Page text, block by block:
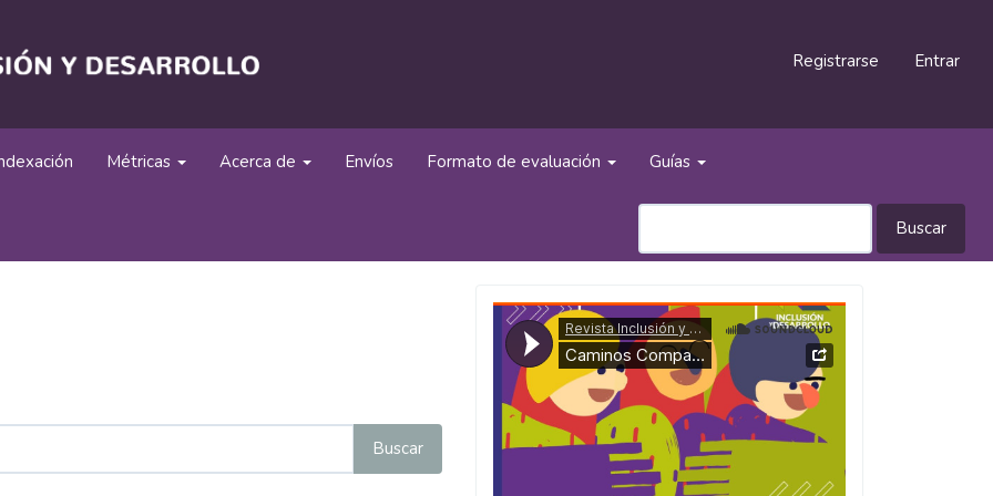
Registrarse Entrar
Métricas Acerca de Envíos Formato de evaluación Guías
Buscar
Caminos
Compartidos